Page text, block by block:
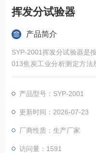
挥发分试验器
产品简介
SYP-2001挥发分试验器是
013焦炭工业分析测定方法
规定的方法测定煤沥青或焦
产品型号：SYP-2001
更新时间：2026-07-23
厂商性质：生产厂家
访问量：1591